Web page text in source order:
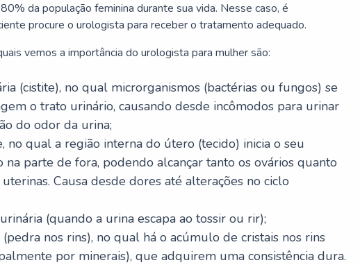
da população feminina durante sua vida. Nesse caso, é
procure o urologista para receber o tratamento adequado.
vemos a importância do urologista para mulher são:
(cistite), no qual microrganismos (bactérias ou fungos) se
o trato urinário, causando desde incômodos para urinar
do odor da urina;
no qual a região interna do útero (tecido) inicia o seu
na parte de fora, podendo alcançar tanto os ovários quanto
Causa desde dores até alterações no ciclo
(quando a urina escapa ao tossir ou rir);
nos rins), no qual há o acúmulo de cristais nos rins
por minerais), que adquirem uma consistência dura.